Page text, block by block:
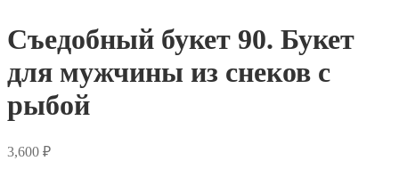
Съедобный букет 90. Букет
для мужчины из снеков с
рыбой
3,600 ₽